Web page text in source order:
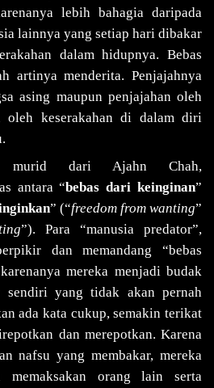
lebih bahagia daripada
lainnya yang setiap hari dibakar
dalam hidupnya. Bebas
artinya menderita. Penjajahnya
asing maupun penjajahan oleh
oleh keserakahan di dalam diri
murid dari Ajahn Chah,
antara “bebas dari keinginan”
” (“freedom from wanting”
”). Para “manusia predator”,
dan memandang “bebas
mereka menjadi budak
sendiri yang tidak akan pernah
ada kata cukup, semakin terikat
dan merepotkan. Karena
nafsu yang membakar, mereka
memaksakan orang lain serta